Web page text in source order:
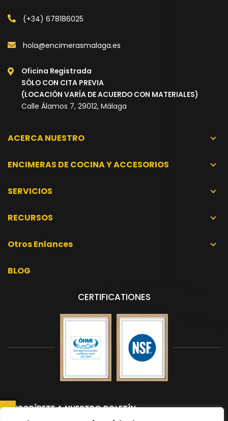
(+34) 678186025
hola@encimerasmalaga.es
Oficina Registrada
SÓLO CON CITA PREVIA
(LOCACIÓN VARÍA DE ACUERDO CON MATERIALES)
Calle Álamos 7, 29012, Málaga
ACERCA NUESTRO
ENCIMERAS DE COCINA Y ACCESORIOS
SERVICIOS
RECURSOS
Otros Enlances
BLOG
CERTIFICATIONES
SUSCRÍBETE A NUESTRO BOLETÍN